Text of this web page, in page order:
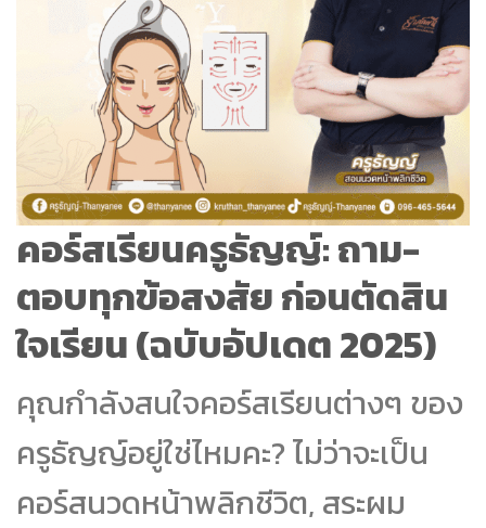
คอร์สเรียนครูธัญญ์: ถาม-
ตอบทุกข้อสงสัย ก่อนตัดสิน
ใจเรียน (ฉบับอัปเดต 2025)
คุณกำลังสนใจคอร์สเรียนต่างๆ ของ
ครูธัญญ์อยู่ใช่ไหมคะ? ไม่ว่าจะเป็น
คอร์สนวดหน้าพลิกชีวิต, สระผม